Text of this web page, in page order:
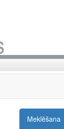
Meklēšana